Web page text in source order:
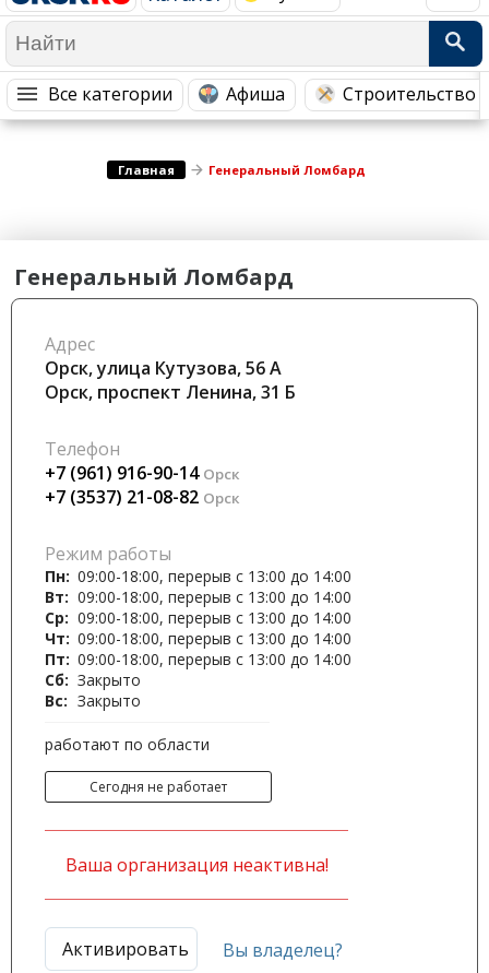
Все категории Афиша Строительство
Путешествия, Туризм
Гостиницы
Образование
Бытовые услуги
СМИ и Реклама
Сельское хозяйство
Ветеринария, Зоотовары
Курьерская служба, Службы до...
Купоны
Главная Генеральный Ломбард
Генеральный Ломбард
Адрес
Орск, улица Кутузова, 56 А
Орск, проспект Ленина, 31 Б
Телефон
+7 (961) 916-90-14 Орск
+7 (3537) 21-08-82 Орск
Режим работы
Пн: 09:00-18:00, перерыв с 13:00 до 14:00
Вт: 09:00-18:00, перерыв с 13:00 до 14:00
Ср: 09:00-18:00, перерыв с 13:00 до 14:00
Чт: 09:00-18:00, перерыв с 13:00 до 14:00
Пт: 09:00-18:00, перерыв с 13:00 до 14:00
Сб: Закрыто
Вс: Закрыто
работают по области
Сегодня не работает
Ваша организация неактивна!
Активировать Вы владелец?